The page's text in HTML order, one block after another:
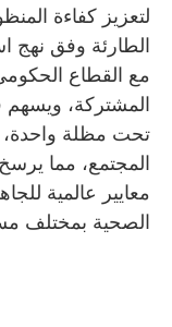
لتعزيز كفاءة
الطارئة وفق نهج
مع القطاع
المشتركة، ويسهم
تحت مظلة واحدة،
المجتمع، مما
معايير عالمية
الصحية بمختلف